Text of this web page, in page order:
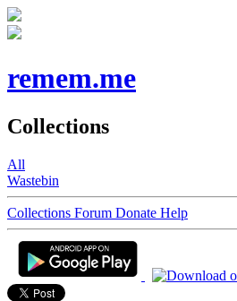
remem.me
Collections
All
Wastebin
Collections Forum Donate Help